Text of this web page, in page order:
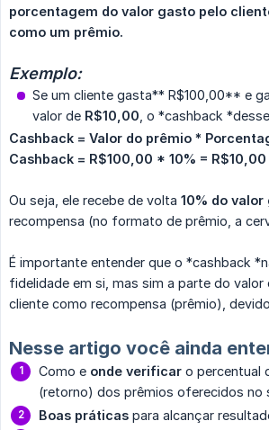
porcentagem do valor gasto pelo
como um prêmio.
Exemplo:
Se um cliente gasta** R$100,00** e
valor de R$10,00 , o *cashback
Cashback = Valor do prêmio *
Cashback = R$100,00 * 10% = R$10,00
Ou seja, ele recebe de volta 10% do valor
recompensa (no formato de prêmio, a
É importante entender que o *cashback
fidelidade em si, mas sim a parte do valor
cliente como recompensa (prêmio),
Nesse artigo você ainda
Como e onde verificar o percentual
(retorno) dos prêmios oferecidos no
Boas práticas para alcançar